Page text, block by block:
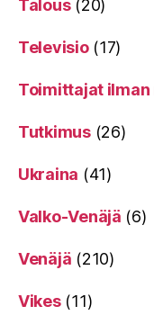
Talous(20)
Televisio(17)
Toimittajat ilman
Tutkimus(26)
Ukraina (41)
Valko-Venäjä (6)
Venäjä (210)
Vikes(11)